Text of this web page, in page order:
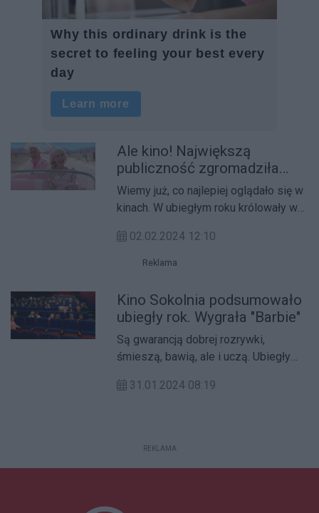
Ale kino! Największą
publiczność zgromadziła
"Barbie"
Wiemy już, co najlepiej oglądało się w
kinach. W ubiegłym roku królowały w
02.02.2024 12:10
Reklama
Kino Sokolnia podsumowało
ubiegły rok. Wygrała "Barbie"
Są gwarancją dobrej rozrywki,
śmieszą, bawią, ale i uczą. Ubiegły
31.01.2024 08:19
REKLAMA